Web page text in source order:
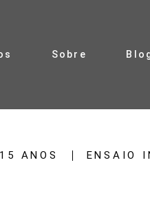
Sobre
15 ANOS
ENSAIO